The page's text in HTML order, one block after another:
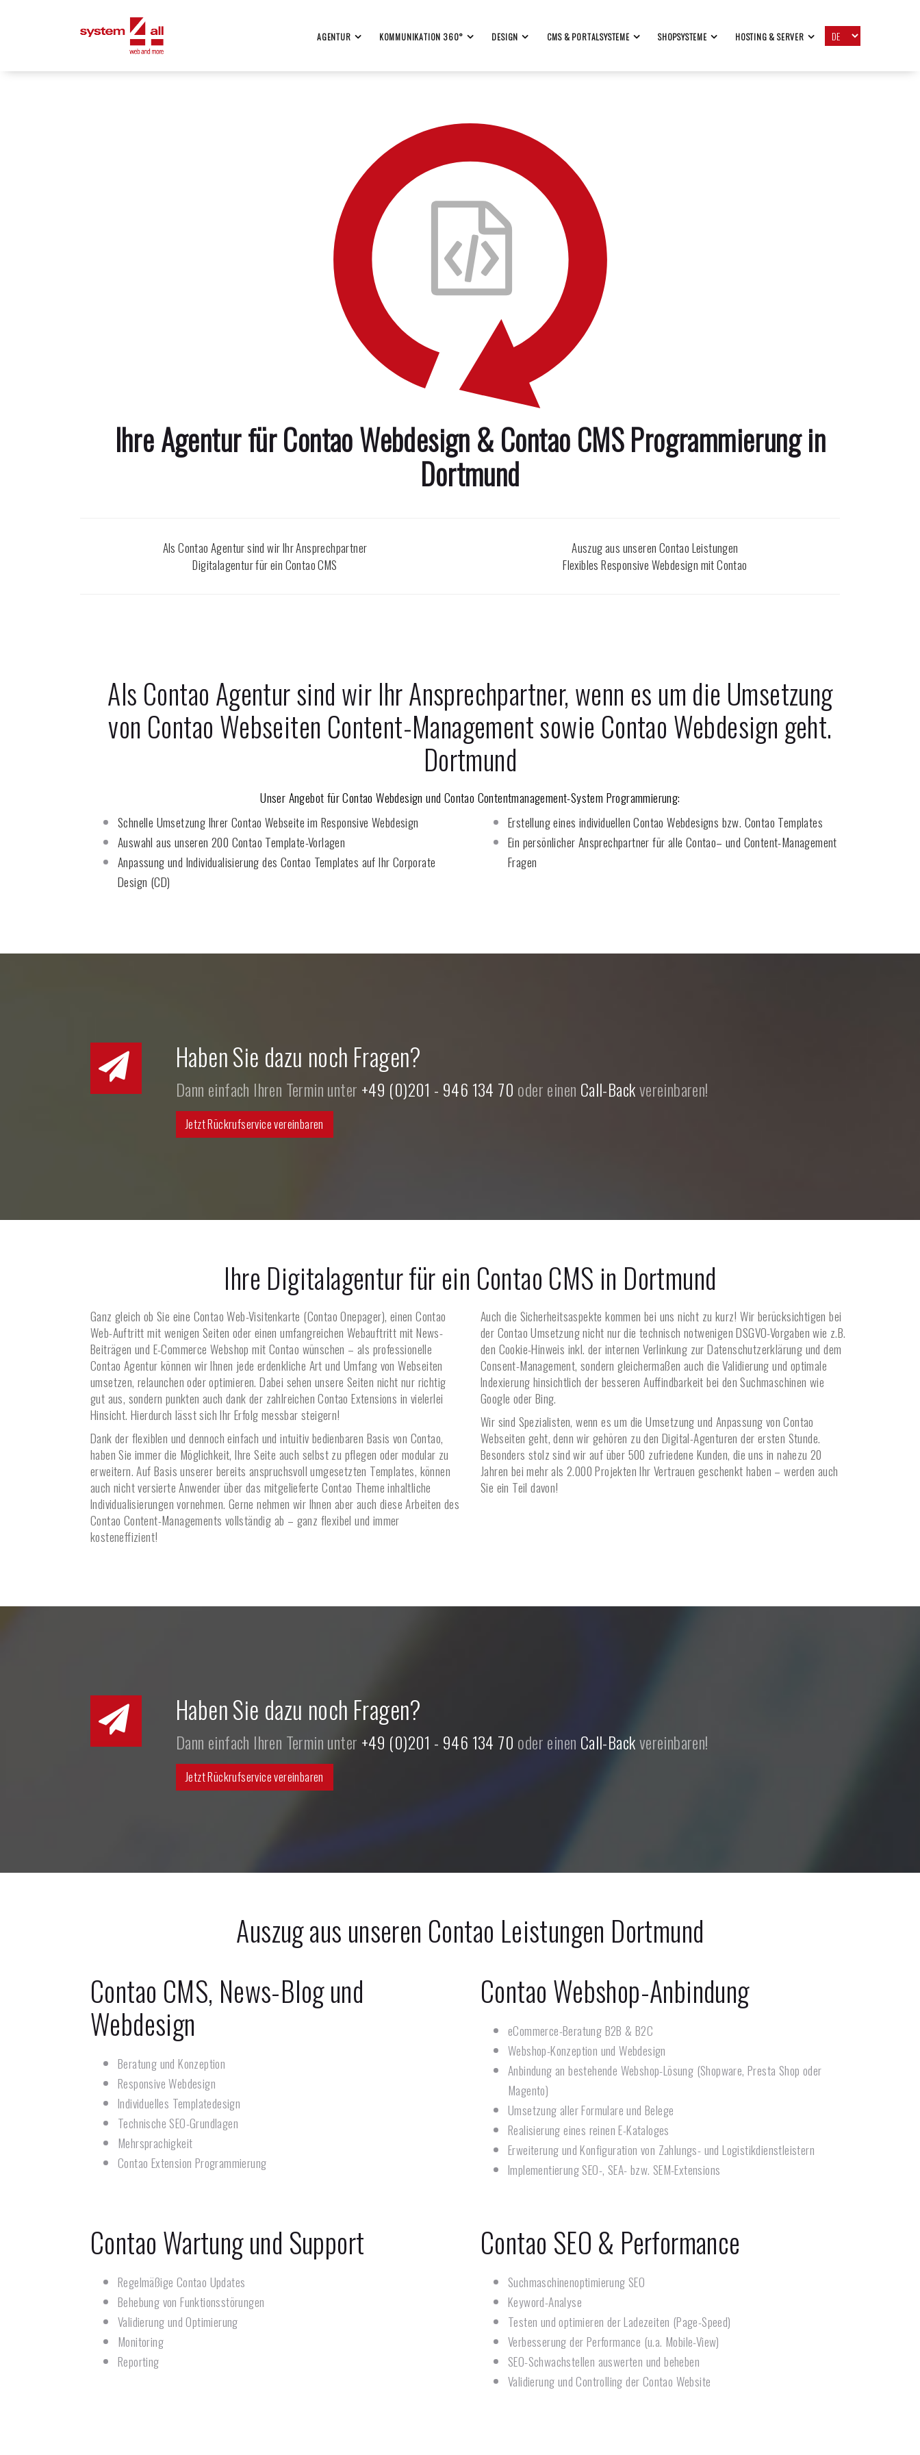
AGENTUR KOMMUNIKATION 360° DESIGN CMS & PORTALSYSTEME SHOPSYSTEME HOSTING & SERVER
Ihre Agentur für Contao Webdesign & Contao CMS Programmierung in
Dortmund
Als Contao Agentur sind wir Ihr Ansprechpartner
Digitalagentur für ein Contao CMS
Auszug aus unseren Contao Leistungen
Flexibles Responsive Webdesign mit Contao
Als Contao Agentur sind wir Ihr Ansprechpartner, wenn es um die Umsetzung
von Contao Webseiten Content-Management sowie Contao Webdesign geht.
Dortmund
Unser Angebot für Contao Webdesign und Contao Contentmanagement-System Programmierung:
Schnelle Umsetzung Ihrer Contao Webseite im Responsive Webdesign
Auswahl aus unseren 200 Contao Template-Vorlagen
Anpassung und Individualisierung des Contao Templates auf Ihr Corporate
Design (CD)
Erstellung eines individuellen ContaoWebdesigns bzw. Contao Templates
Ein persönlicher Ansprechpartner für alle Contao– und Content-Management
Fragen
Haben Sie dazu noch Fragen?
Dann einfach Ihren Termin unter +49 (0)201 - 946 134 70 oder einen Call-Backvereinbaren!
Jetzt Rückrufservice vereinbaren
Ihre Digitalagentur für ein Contao CMS in Dortmund
Ganz gleich ob Sie eine Contao Web-Visitenkarte (Contao Onepager), einen Contao
Web-Auftritt mit wenigen Seiten oder einen umfangreichen Webauftritt mit News-
Beiträgen und E-Commerce Webshop mit Contao wünschen – als professionelle
Contao Agentur können wir Ihnen jede erdenkliche Art und Umfang von Webseiten
umsetzen, relaunchen oder optimieren. Dabei sehen unsere Seiten nicht nur richtig
gut aus, sondern punkten auch dank der zahlreichen Contao Extensions in vielerlei
Hinsicht. Hierdurch lässt sich Ihr Erfolg messbar steigern!
Dank der flexiblen und dennoch einfach und intuitiv bedienbaren Basis von Contao,
haben Sie immer die Möglichkeit, Ihre Seite auch selbst zu pflegen oder modular zu
erweitern. Auf Basis unserer bereits anspruchsvoll umgesetzten Templates, können
auch nicht versierte Anwender über das mitgelieferte Contao Theme inhaltliche
Individualisierungen vornehmen. Gerne nehmen wir Ihnen aber auch diese Arbeiten des
Contao Content-Managements vollständig ab – ganz flexibel und immer
kosteneffizient!
Auch die Sicherheitsaspekte kommen bei uns nicht zu kurz! Wir berücksichtigen bei
der Contao Umsetzung nicht nur die technisch notwenigen DSGVO-Vorgaben wie z.B.
den Cookie-Hinweis inkl. der internen Verlinkung zur Datenschutzerklärung und dem
Consent-Management, sondern gleichermaßen auch die Validierung und optimale
Indexierung hinsichtlich der besseren Auffindbarkeit bei den Suchmaschinen wie
Google oder Bing.
Wir sind Spezialisten, wenn es um die Umsetzung und Anpassung von Contao
Webseiten geht, denn wir gehören zu den Digital-Agenturen der ersten Stunde.
Besonders stolz sind wir auf über 500 zufriedene Kunden, die uns in nahezu 20
Jahren bei mehr als 2.000 Projekten Ihr Vertrauen geschenkt haben – werden auch
Sie ein Teil davon!
Haben Sie dazu noch Fragen?
Dann einfach Ihren Termin unter +49 (0)201 - 946 134 70 oder einen Call-Backvereinbaren!
Jetzt Rückrufservice vereinbaren
Auszug aus unseren Contao Leistungen Dortmund
Contao CMS, News-Blog und
Webdesign
Beratung und Konzeption
Responsive Webdesign
Individuelles Templatedesign
Technische SEO-Grundlagen
Mehrsprachigkeit
Contao Extension Programmierung
Contao Webshop-Anbindung
eCommerce-Beratung B2B & B2C
Webshop-Konzeption und Webdesign
Anbindung an bestehende Webshop-Lösung (Shopware, Presta Shop oder
Magento)
Umsetzung aller Formulare und Belege
Realisierung eines reinen E-Kataloges
Erweiterung und Konfiguration von Zahlungs- und Logistikdienstleistern
Implementierung SEO-, SEA- bzw. SEM-Extensions
Contao Wartung und Support
Regelmäßige Contao Updates
Behebung von Funktionsstörungen
Validierung und Optimierung
Monitoring
Reporting
Contao SEO & Performance
Suchmaschinenoptimierung SEO
Keyword-Analyse
Testen und optimieren der Ladezeiten (Page-Speed)
Verbesserung der Performance (u.a. Mobile-View)
SEO-Schwachstellen auswerten und beheben
Validierung und Controlling der Contao Website